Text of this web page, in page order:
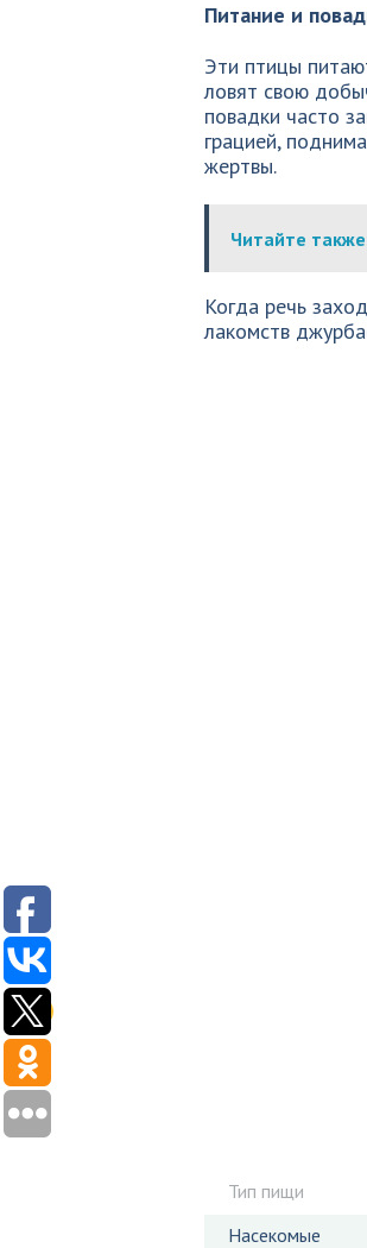
Питание и
Эти птицы
ловят свою
повадки часто
грацией,
жертвы.
Читайте
Когда речь
лакомств
Тип пищи
Насекомые